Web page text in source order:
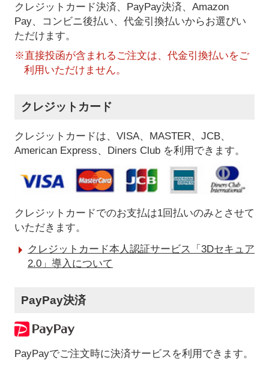
クレジットカード決済、PayPay決済、Amazon
Pay、コンビニ後払い、代金引換払いからお選びい
ただけます。
※直接投函が含まれるご注文は、代金引換払いをご
利用いただけません。
クレジットカード
クレジットカードは、VISA、MASTER、JCB、
American Express、Diners Club を利用できます。
クレジットカードでのお支払は1回払いのみとさせて
いただきます。
クレジットカード本人認証サービス「3Dセキュア
2.0」導入について
PayPay決済
PayPayでご注文時に決済サービスを利用できます。